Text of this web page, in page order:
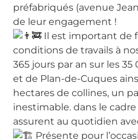
préfabriqués (avenue
de leur engagement !
Il est important de
conditions de travails à
365 jours par an sur les
et de Plan-de-Cuques
hectares de collines, un
inestimable. dans le cadre
assurent au quotidien
Présente pour